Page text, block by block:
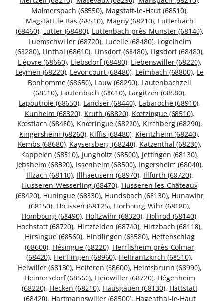
Malmerspach (68550), Magstatt-le-Haut (68510),
Magstatt-le-Bas (68510), Magny (68210), Lutterbach
(68460), Lutter (68480), Luttenbach-près-Munster (68140),
Luemschwiller (68720), Lucelle (68480), Logelheim
(68280), Linthal (68610), Linsdorf (68480), Ligsdorf (68480),
Lièpvre (68660), Liebsdorf (68480), Liebenswiller (68220),
Leymen (68220), Levoncourt (68480), Leimbach (68800), Le
Bonhomme (68650), Lauw (68290), Lautenbachzell
(68610), Lautenbach (68610), Largitzen (68580),
Lapoutroie (68650), Landser (68440), Labaroche (68910),
Kunheim (68320), Kruth (68820), Kœtzingue (68510),
Kœstlach (68480), Knœringue (68220), Kirchberg (68290),
Kingersheim (68260), Kiffis (68480), Kientzheim (68240),
Kembs (68680), Kaysersberg (68240), Katzenthal (68230),
Kappelen (68510), Jungholtz (68500), Jettingen (68130),
Jebsheim (68320), Issenheim (68500), Ingersheim (68040),
Illzach (68110), Illhaeusern (68970), Illfurth (68720),
Husseren-Wesserling (68470), Husseren-les-Châteaux
(68420), Huningue (68330), Hundsbach (68130), Hunawihr
(68150), Houssen (68125), Horbourg-Wihr (68180),
Hombourg (68490), Holtzwihr (68320), Hohrod (68140),
Hochstatt (68720), Hirtzfelden (68740), Hirtzbach (68118),
Hirsingue (68560), Hindlingen (68580), Hettenschlag
(68600), Hésingue (68220), Herrlisheim-près-Colmar
(68420), Henflingen (68960), Helfrantzkirch (68510),
Heiwiller (68130), Heiteren (68600), Heimsbrunn (68990),
Heimersdorf (68560), Heidwiller (68720), Hégenheim
(68220), Hecken (68210), Hausgauen (68130), Hattstatt
(68420), Hartmannswiller (68500), Hagenthal-le-Haut